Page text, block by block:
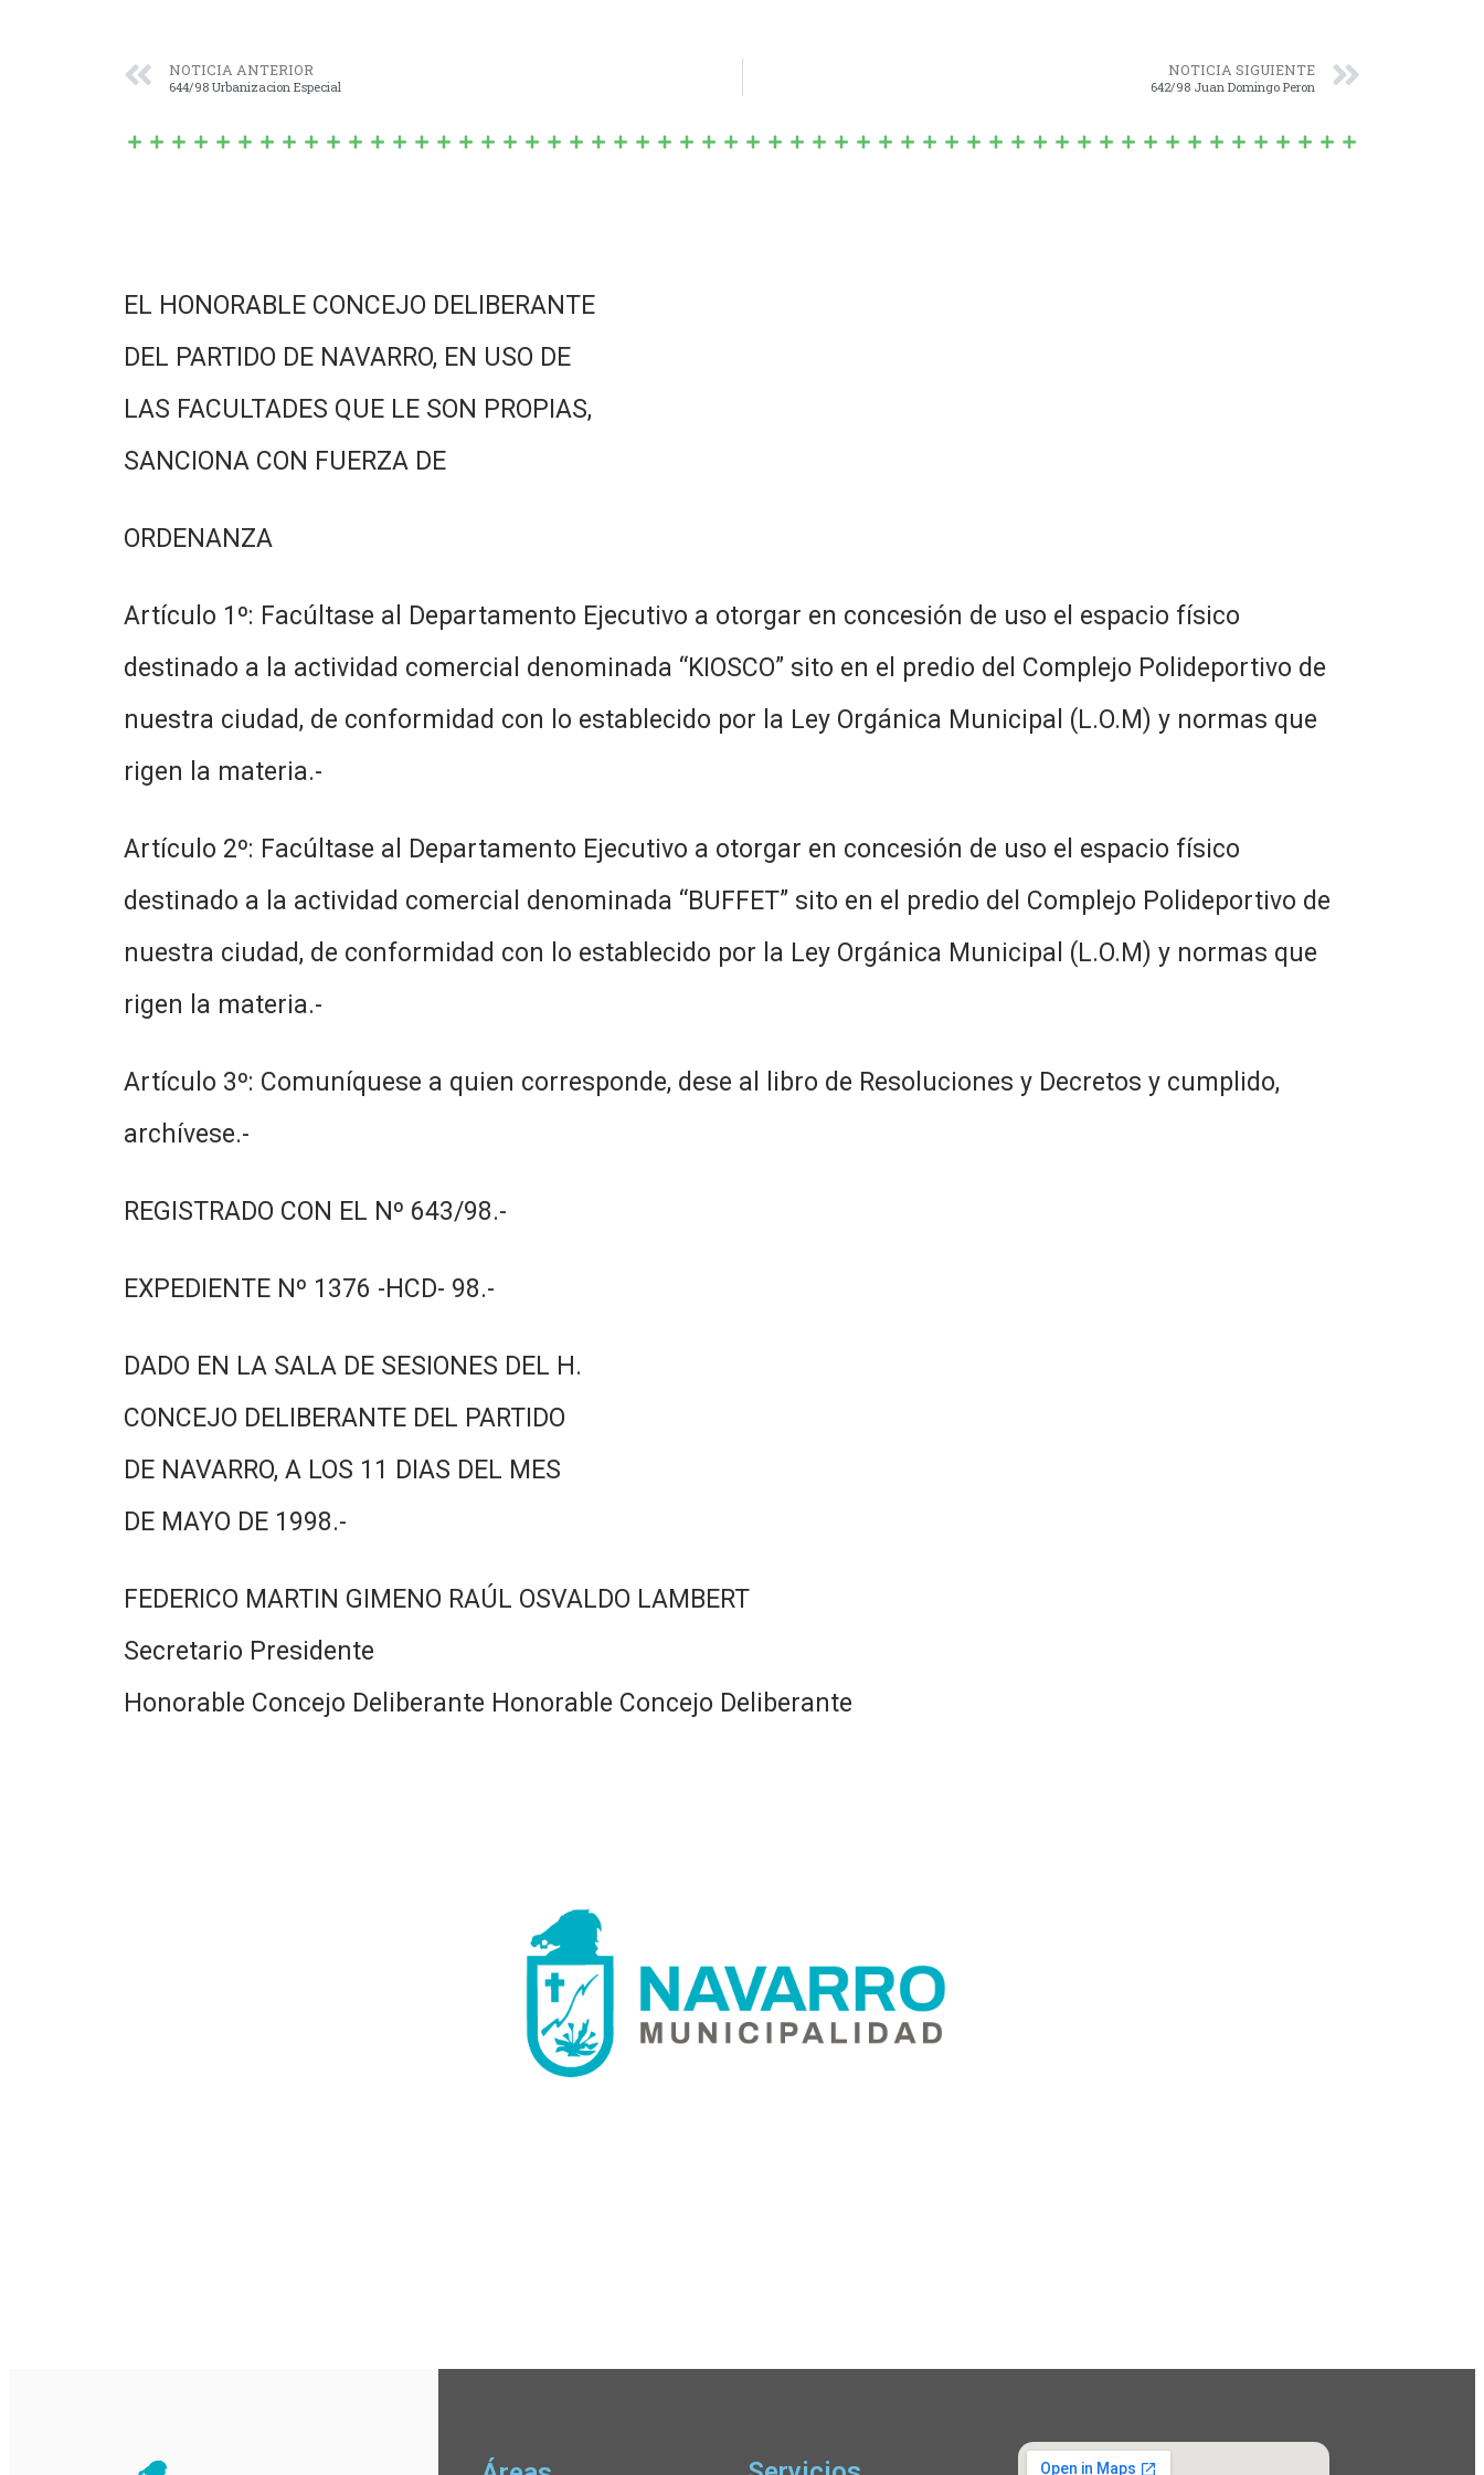
NOTICIA ANTERIOR
644/98 Urbanizacion Especial
NOTICIA SIGUIENTE
642/98 Juan Domingo Peron
EL HONORABLE CONCEJO DELIBERANTE
DEL PARTIDO DE NAVARRO, EN USO DE
LAS FACULTADES QUE LE SON PROPIAS,
SANCIONA CON FUERZA DE
ORDENANZA
Artículo 1º: Facúltase al Departamento Ejecutivo a otorgar en concesión de uso el espacio físico
destinado a la actividad comercial denominada “KIOSCO” sito en el predio del Complejo Polideportivo de
nuestra ciudad, de conformidad con lo establecido por la Ley Orgánica Municipal (L.O.M) y normas que
rigen la materia.-
Artículo 2º: Facúltase al Departamento Ejecutivo a otorgar en concesión de uso el espacio físico
destinado a la actividad comercial denominada “BUFFET” sito en el predio del Complejo Polideportivo de
nuestra ciudad, de conformidad con lo establecido por la Ley Orgánica Municipal (L.O.M) y normas que
rigen la materia.-
Artículo 3º: Comuníquese a quien corresponde, dese al libro de Resoluciones y Decretos y cumplido,
archívese.-
REGISTRADO CON EL Nº 643/98.-
EXPEDIENTE Nº 1376 -HCD- 98.-
DADO EN LA SALA DE SESIONES DEL H.
CONCEJO DELIBERANTE DEL PARTIDO
DE NAVARRO, A LOS 11 DIAS DEL MES
DE MAYO DE 1998.-
FEDERICO MARTIN GIMENO RAÚL OSVALDO LAMBERT
Secretario Presidente
Honorable Concejo Deliberante Honorable Concejo Deliberante